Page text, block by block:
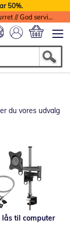
50%.
Billig fragt // Levering 1-2 dage // 60 dages returret // God service med garanti
du vores udvalg
lås til computer